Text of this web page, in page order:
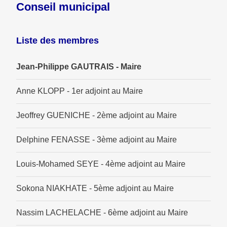
Conseil municipal
Liste des membres
Jean-Philippe GAUTRAIS - Maire
Anne KLOPP - 1er adjoint au Maire
Jeoffrey GUENICHE - 2ème adjoint au Maire
Delphine FENASSE - 3ème adjoint au Maire
Louis-Mohamed SEYE - 4ème adjoint au Maire
Sokona NIAKHATE - 5ème adjoint au Maire
Nassim LACHELACHE - 6ème adjoint au Maire